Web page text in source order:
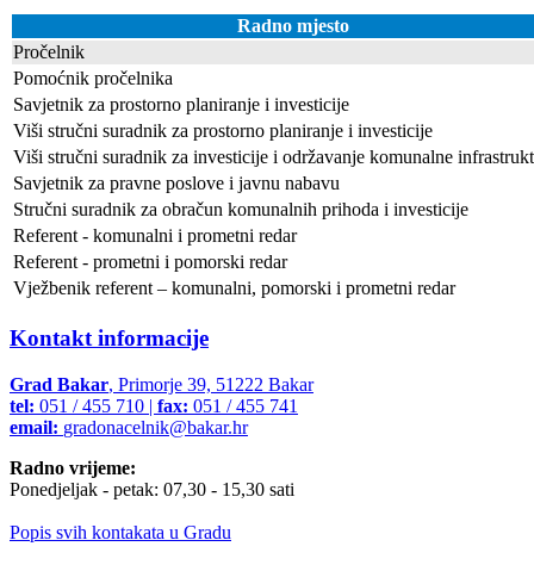
Radno mjesto
Pročelnik
Pomoćnik pročelnika
Savjetnik za prostorno planiranje i investicije
Viši stručni suradnik za prostorno planiranje i investicije
Viši stručni suradnik za investicije i održavanje komunalne
Savjetnik za pravne poslove i javnu nabavu
Stručni suradnik za obračun komunalnih prihoda i investicije
Referent - komunalni i prometni redar
Referent - prometni i pomorski redar
Vježbenik referent – komunalni, pomorski i prometni redar
Kontakt informacije
Grad Bakar, Primorje 39, 51222 Bakar
tel: 051 / 455 710 | fax: 051 / 455 741
email: gradonacelnik@bakar.hr
Radno vrijeme:
Ponedjeljak - petak: 07,30 - 15,30 sati
Popis svih kontakata u Gradu